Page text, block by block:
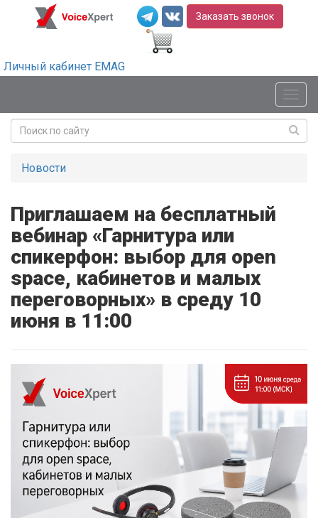
Заказать звонок
Личный кабинет EMAG
Новости
Приглашаем на бесплатный
вебинар «Гарнитура или
спикерфон: выбор для open
space, кабинетов и малых
переговорных» в среду 10
июня в 11:00